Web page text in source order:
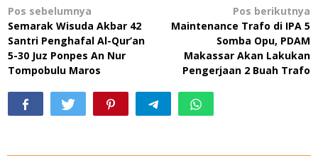
Navigasi
pos
Pos sebelumnya
Semarak Wisuda Akbar 42
Santri Penghafal Al-Qur’an
5-30 Juz Ponpes An Nur
Tompobulu Maros
Pos berikutnya
Maintenance Trafo di IPA 5
Somba Opu, PDAM
Makassar Akan Lakukan
Pengerjaan 2 Buah Trafo